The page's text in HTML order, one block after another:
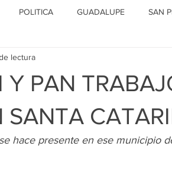
POLITICA GUADALUPE SAN
NICOLAS
Y PAN
SANTA
lectura
hace presente en ese municipio